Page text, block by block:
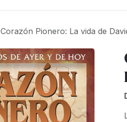
Corazón Pionero: La vida de